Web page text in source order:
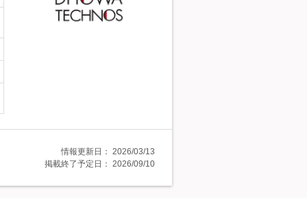
情報更新日： 2026/03/13
掲載終了予定日： 2026/09/10